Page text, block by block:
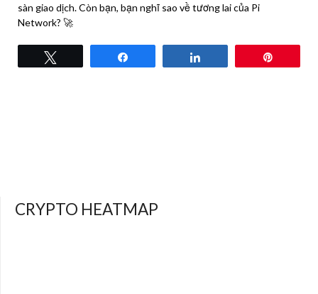
sàn giao dịch. Còn bạn, bạn nghĩ sao về tương lai của Pi
Network? 🚀
CRYPTO HEATMAP